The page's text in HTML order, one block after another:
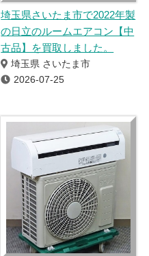
埼玉県さいたま市で2022年製
の日立のルームエアコン【中
古品】を買取しました。
埼玉県 さいたま市
2026-07-25